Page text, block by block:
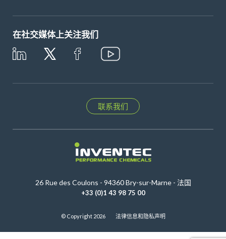
在社交媒体上关注我们
联系我们
26 Rue des Coulons - 94360 Bry-sur-Marne - 法国
+33 (0)1 43 98 75 00
© Copyright 2026 法律信息和隐私声明